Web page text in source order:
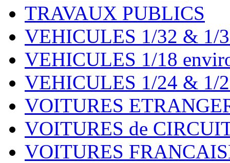
TRAVAUX PUBLICS
VEHICULES 1/32 & 1/
VEHICULES 1/18
VEHICULES 1/24 & 1/
VOITURES
VOITURES de
VOITURES